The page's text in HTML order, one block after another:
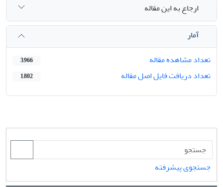
ارجاع به این مقاله
آمار
تعداد مشاهده مقاله
3,966
تعداد دریافت فایل اصل مقاله 1,802
جستجوی پیشرفته